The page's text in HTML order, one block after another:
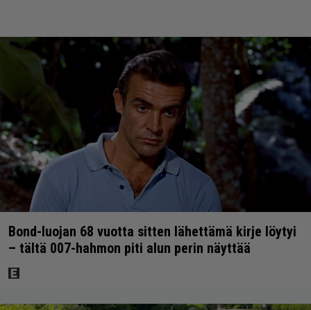
Bond-luojan 68 vuotta sitten lähettämä kirje löytyi
– tältä 007-hahmon piti alun perin näyttää